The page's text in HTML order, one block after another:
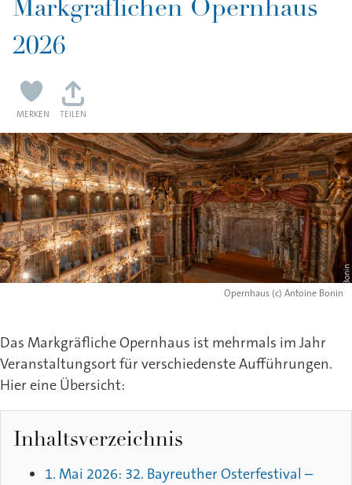
Markgräflichen Opernhaus
2026
MERKEN TEILEN
Opernhaus (c) Antoine Bonin
Das Markgräfliche Opernhaus ist mehrmals im Jahr
Veranstaltungsort für verschiedenste Aufführungen.
Hier eine Übersicht:
Inhaltsverzeichnis
1. Mai 2026: 32. Bayreuther Osterfestival –